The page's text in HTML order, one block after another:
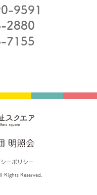
9591
2880
7155
ーポリシー
Reserved.